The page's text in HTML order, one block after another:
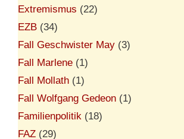
Extremismus (22)
EZB (34)
Fall Geschwister May (3)
Fall Marlene (1)
Fall Mollath (1)
Fall Wolfgang Gedeon (1)
Familienpolitik (18)
FAZ (29)